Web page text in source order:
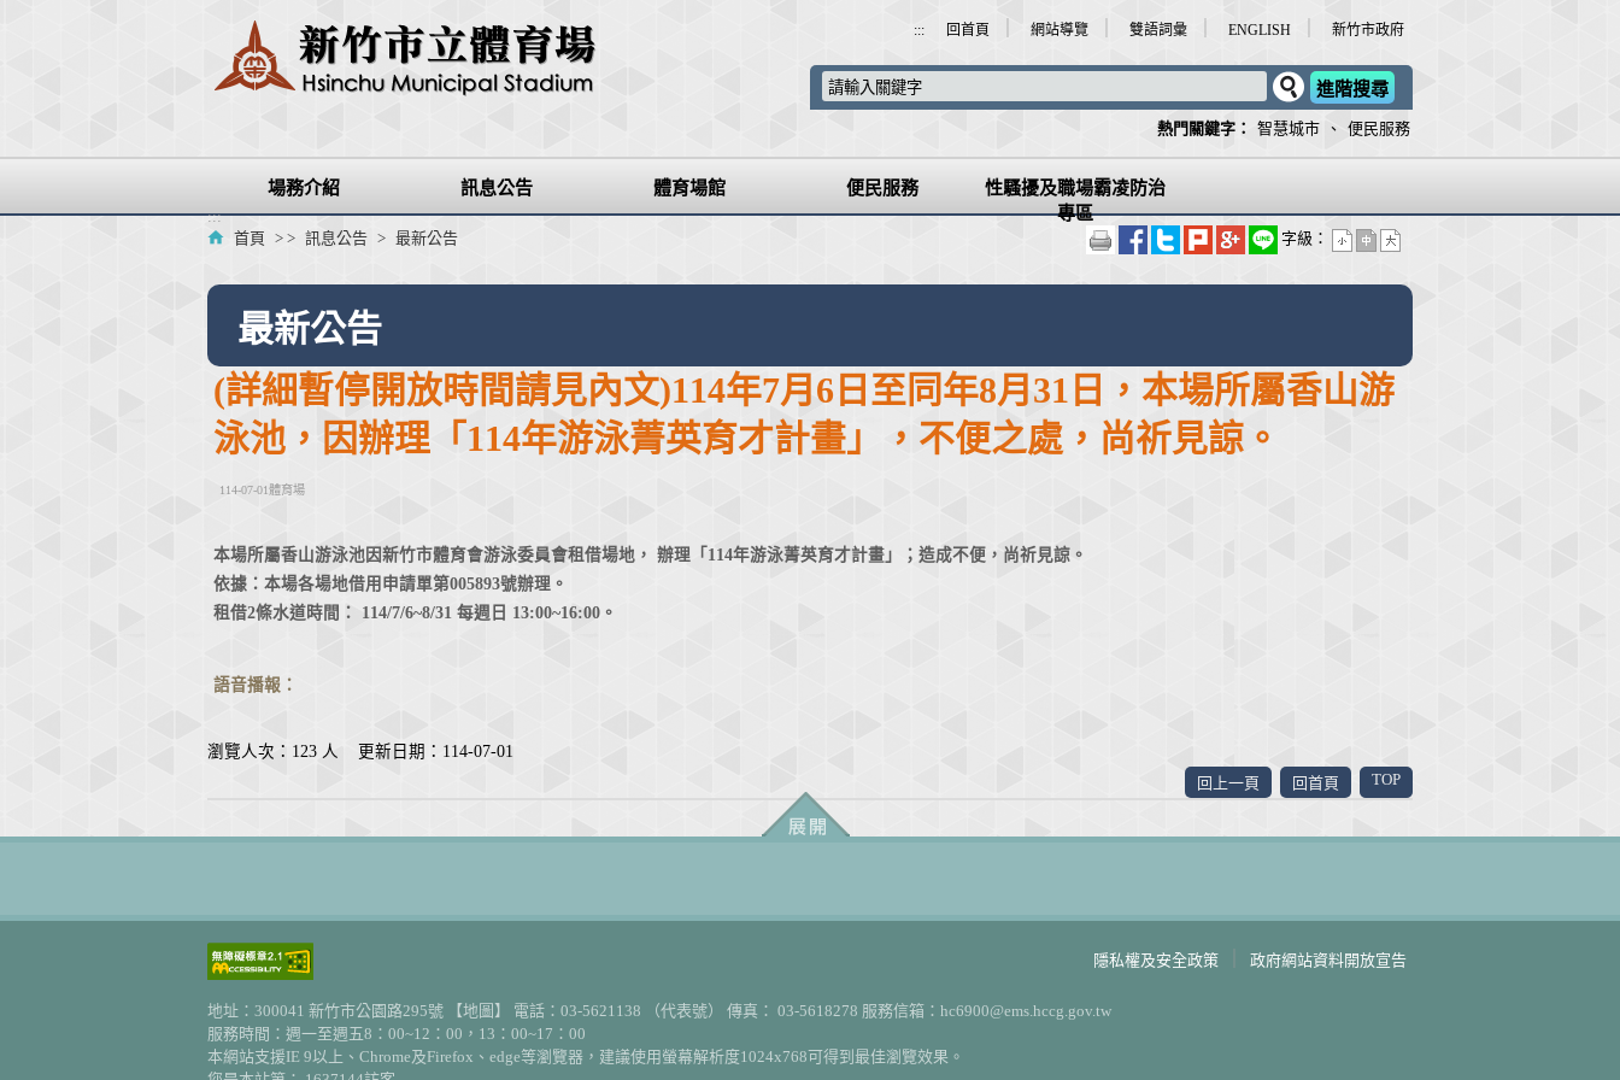
容
塊
::: 回首頁 網站導覽 雙語詞彙 ENGLISH 新竹市政府
進階搜尋
熱門關鍵字： 智慧城市 、 便民服務
場務介紹 訊息公告 體育場館 便民服務
性騷擾及職場霸凌防治
專區
:::
首頁 > > 訊息公告 > 最新公告 字級：
最新公告
(詳細暫停開放時間請見內文)114年7月6日至同年8月31日，本場所屬香山游
泳池，因辦理「114年游泳菁英育才計畫」，不便之處，尚祈見諒。
114-07-01體育場
本場所屬香山游泳池因新竹市體育會游泳委員會租借場地， 辦理「114年游泳菁英育才計畫」；造成不便，尚祈見諒。
依據：本場各場地借用申請單第005893號辦理。
租借2條水道時間： 114/7/6~8/31 每週日 13:00~16:00。
語音播報：
瀏覽人次：123 人 更新日期：114-07-01
回上一頁
回首頁 TOP
隱私權及安全政策 政府網站資料開放宣告
地址：300041 新竹市公園路295號 【地圖】
電話：03-5621138 （代表號） 傳真： 03-5618278 服務信箱：hc6900@ems.hccg.gov.tw
服務時間：週一至週五8：00~12：00，13：00~17：00
本網站支援IE 9以上、Chrome及Firefox、edge等瀏覽器，建議使用螢幕解析度1024x768可得到最佳瀏覽效果。